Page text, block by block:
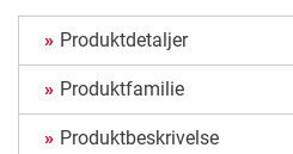
Produktdetaljer
Produktfamilie
Produktbeskrivelse